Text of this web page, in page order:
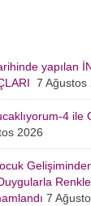
yapılan
7 Ağustos
4 ile
2026
7